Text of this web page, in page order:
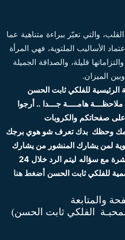
والتي تعبّر ببراءة متناهية عما
الأساليب الملتوية، فهي المرأة
قليلة، والصداقة الجميلة
وبين الميزان.
الرئيسية للفلكي ثابت الحسن
ملاحظـــة هامــــة جـــدا .. أرجوا
صفحاتكم والكروبات
وحظك بدك تعرف شو هوي برجك
لمن يشارك المنشور من يشارك
مع سؤاله
ليتم الرد خلال 24
للفلكي ثابت الحسن أضغط هنا
والمتابعة
الفلكي ثابت الحسن)